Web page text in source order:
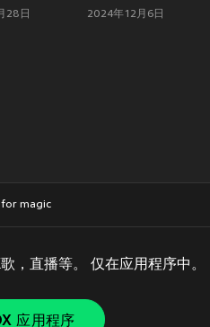
28日 2024年12月6日
magic
，直播等。 仅在应用程序中。
应用程序